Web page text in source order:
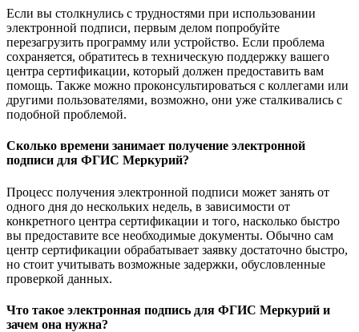
Если вы столкнулись с трудностями при использовании
электронной подписи, первым делом попробуйте
перезагрузить программу или устройство. Если проблема
сохраняется, обратитесь в техническую поддержку вашего
центра сертификации, который должен предоставить вам
помощь. Также можно проконсультироваться с коллегами или
другими пользователями, возможно, они уже сталкивались с
подобной проблемой.
Сколько времени занимает получение электронной
подписи для ФГИС Меркурий?
Процесс получения электронной подписи может занять от
одного дня до нескольких недель, в зависимости от
конкретного центра сертификации и того, насколько быстро
вы предоставите все необходимые документы. Обычно сам
центр сертификации обрабатывает заявку достаточно быстро,
но стоит учитывать возможные задержки, обусловленные
проверкой данных.
Что такое электронная подпись для ФГИС Меркурий и
зачем она нужна?